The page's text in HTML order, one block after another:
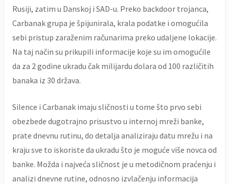
Rusiji, zatim u Danskoj i SAD-u. Preko backdoor trojanca,
Carbanak grupa je špijunirala, krala podatke i omogućila
sebi pristup zaraženim računarima preko udaljene lokacije.
Na taj način su prikupili informacije koje su im omogućile
da za 2 godine ukradu čak milijardu dolara od 100 različitih
banaka iz 30 država.
Silence i Carbanak imaju sličnosti u tome što prvo sebi
obezbede dugotrajno prisustvo u internoj mreži banke,
prate dnevnu rutinu, do detalja analiziraju datu mrežu i na
kraju sve to iskoriste da ukradu što je moguće više novca od
banke. Možda i najveća sličnost je u metodičnom praćenju i
analizi dnevne rutine, odnosno izvlačenju informacija